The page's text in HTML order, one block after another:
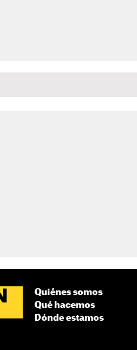
Quiénes somos
Qué hacemos
Dónde estamos